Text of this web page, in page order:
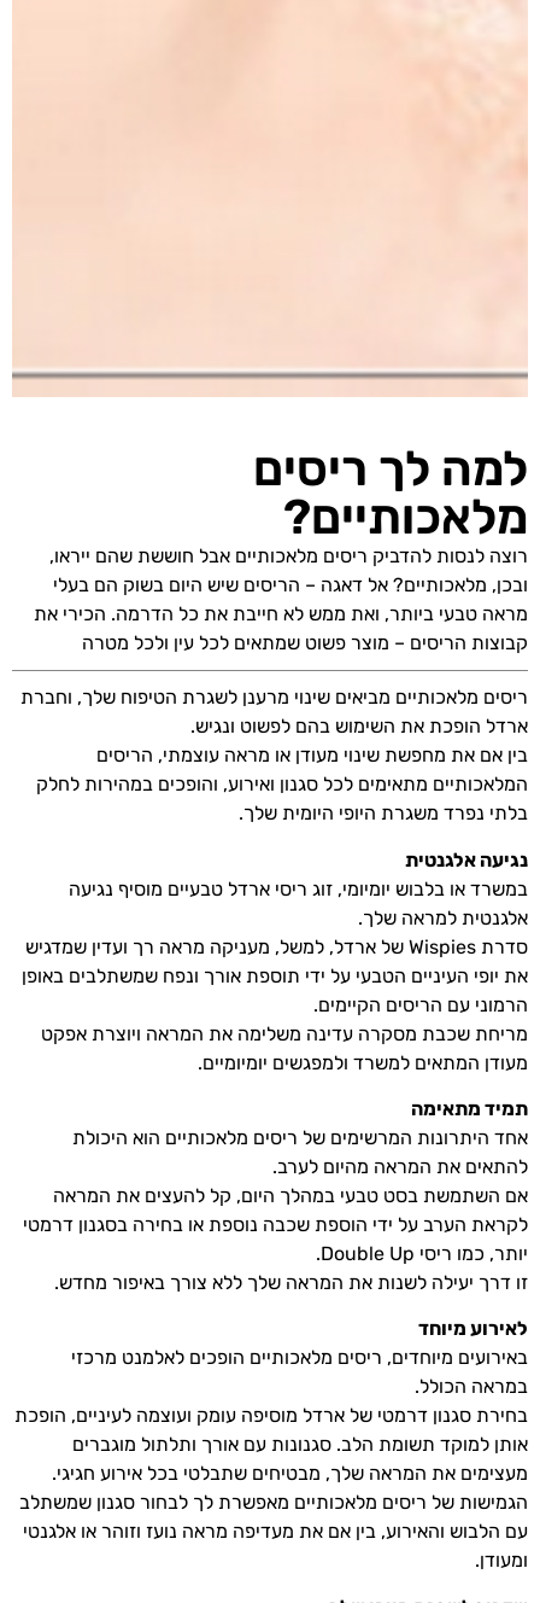
למה לך ריסים
מלאכותיים?
רוצה לנסות להדביק ריסים מלאכותיים אבל חוששת שהם ייראו,
ובכן, מלאכותיים? אל דאגה – הריסים שיש היום בשוק הם בעלי
מראה טבעי ביותר, ואת ממש לא חייבת את כל הדרמה. הכירי את
קבוצות הריסים – מוצר פשוט שמתאים לכל עין ולכל מטרה
ריסים מלאכותיים מביאים שינוי מרענן לשגרת הטיפוח שלך, וחברת
ארדל הופכת את השימוש בהם לפשוט ונגיש.
בין אם את מחפשת שינוי מעודן או מראה עוצמתי, הריסים
המלאכותיים מתאימים לכל סגנון ואירוע, והופכים במהירות לחלק
בלתי נפרד משגרת היופי היומית שלך.
נגיעה אלגנטית
במשרד או בלבוש יומיומי, זוג ריסי ארדל טבעיים מוסיף נגיעה
אלגנטית למראה שלך.
סדרת Wispies של ארדל, למשל, מעניקה מראה רך ועדין שמדגיש
את יופי העיניים הטבעי על ידי תוספת אורך ונפח שמשתלבים באופן
הרמוני עם הריסים הקיימים.
מריחת שכבת מסקרה עדינה משלימה את המראה ויוצרת אפקט
מעודן המתאים למשרד ולמפגשים יומיומיים.
תמיד מתאימה
אחד היתרונות המרשימים של ריסים מלאכותיים הוא היכולת
להתאים את המראה מהיום לערב.
אם השתמשת בסט טבעי במהלך היום, קל להעצים את המראה
לקראת הערב על ידי הוספת שכבה נוספת או בחירה בסגנון דרמטי
יותר, כמו ריסי Double Up.
זו דרך יעילה לשנות את המראה שלך ללא צורך באיפור מחדש.
לאירוע מיוחד
באירועים מיוחדים, ריסים מלאכותיים הופכים לאלמנט מרכזי
במראה הכולל.
בחירת סגנון דרמטי של ארדל מוסיפה עומק ועוצמה לעיניים, הופכת
אותן למוקד תשומת הלב. סגנונות עם אורך ותלתול מוגברים
מעצימים את המראה שלך, מבטיחים שתבלטי בכל אירוע חגיגי.
הגמישות של ריסים מלאכותיים מאפשרת לך לבחור סגנון שמשתלב
עם הלבוש והאירוע, בין אם את מעדיפה מראה נועז וזוהר או אלגנטי
ומעודן.